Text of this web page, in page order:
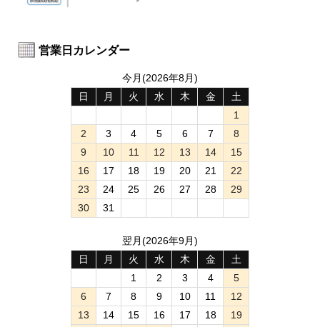
営業日カレンダー
今月(2026年8月)
日
月 火 水 木 金
土
1
2
3 4 5 6 7
8
9
10 11 12 13 14
15
16
17 18 19 20 21
22
23
24 25 26 27 28
29
30
31
翌月(2026年9月)
日
月 火 水 木 金
土
1
2 3 4
5
6
7 8 9 10 11
12
13
14 15 16 17 18
19